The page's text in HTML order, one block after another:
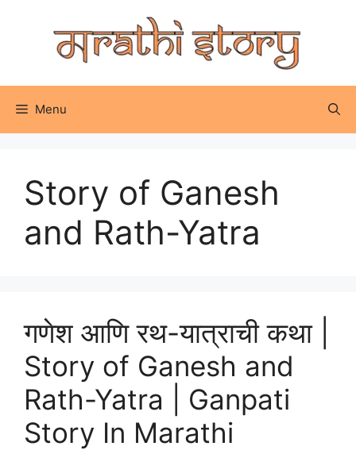
Menu
Story of Ganesh
and Rath-Yatra
गणेश आणि रथ-यात्राची कथा |
Story of Ganesh and
Rath-Yatra | Ganpati
Story In Marathi